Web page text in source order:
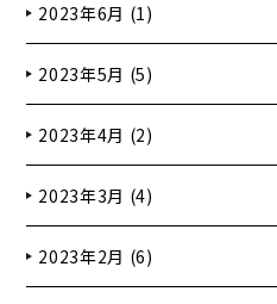
2023年6月 (1)
2023年5月 (5)
2023年4月 (2)
2023年3月 (4)
2023年2月 (6)